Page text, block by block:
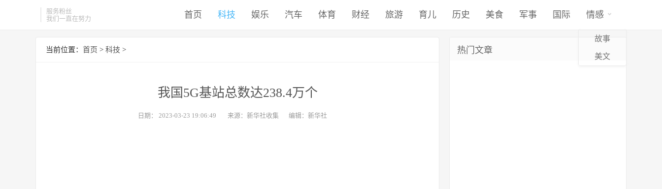
服务粉丝
我们一直在努力
首页 科技 娱乐 汽车 体育 财经 旅游 育儿 历史 美食 军事 国际 情感
故事
美文
当前位置： 首页 > 科技 >
我国5G基站总数达238.4万个
日期： 2023-03-23 19:06:49 来源：新华社收集 编辑：新华社
热门文章